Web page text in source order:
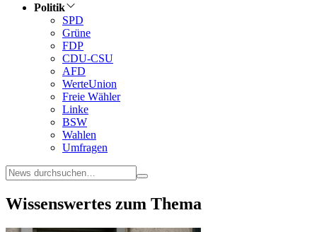
Politik
SPD
Grüne
FDP
CDU-CSU
AFD
WerteUnion
Freie Wähler
Linke
BSW
Wahlen
Umfragen
Wissenswertes zum Thema